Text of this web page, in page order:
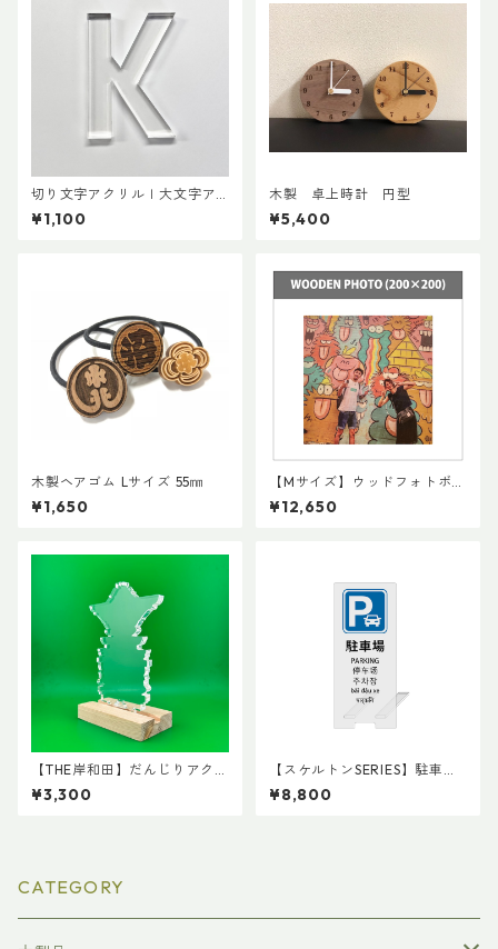
切り文字アクリルｌ大文字ア
ルファベット
¥1,100
木製 卓上時計 円型
¥5,400
木製ヘアゴム Lサイズ 55㎜
¥1,650
【Mサイズ】ウッドフォトボー
ト / Wooden Photo
¥12,650
【THE岸和田】だんじりアクリ
ルスタンド
¥3,300
【スケルトンSERIES】駐車場
サイン l 他言語対応可能
¥8,800
CATEGORY